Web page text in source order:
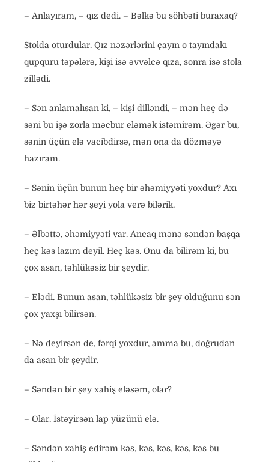
– Anlayıram, – qız dedi. – Bəlkə bu söhbəti buraxaq?
Stolda oturdular. Qız nəzərlərini çayın o tayındakı
qupquru təpələrə, kişi isə əvvəlcə qıza, sonra isə stola
zillədi.
– Sən anlamalısan ki, – kişi dilləndi, – mən heç də
səni bu işə zorla məcbur eləmək istəmirəm. Əgər bu,
sənin üçün elə vacibdirsə, mən ona da dözməyə
hazıram.
– Sənin üçün bunun heç bir əhəmiyyəti yoxdur? Axı
biz birtəhər hər şeyi yola verə bilərik.
– Əlbəttə, əhəmiyyəti var. Ancaq mənə səndən başqa
heç kəs lazım deyil. Heç kəs. Onu da bilirəm ki, bu
çox asan, təhlükəsiz bir şeydir.
– Elədi. Bunun asan, təhlükəsiz bir şey olduğunu sən
çox yaxşı bilirsən.
– Nə deyirsən de, fərqi yoxdur, amma bu, doğrudan
da asan bir şeydir.
– Səndən bir şey xahiş eləsəm, olar?
– Olar. İstəyirsən lap yüzünü elə.
– Səndən xahiş edirəm kəs, kəs, kəs, kəs, kəs bu